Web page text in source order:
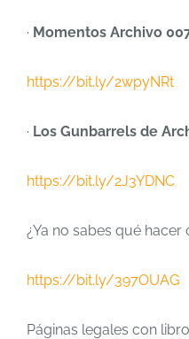
· Momentos Archivo
https://bit.ly/2wpyNRt
· Los Gunbarrels de
https://bit.ly/2J3YDNC
¿Ya no sabes qué
https://bit.ly/397OUAG
Páginas legales con